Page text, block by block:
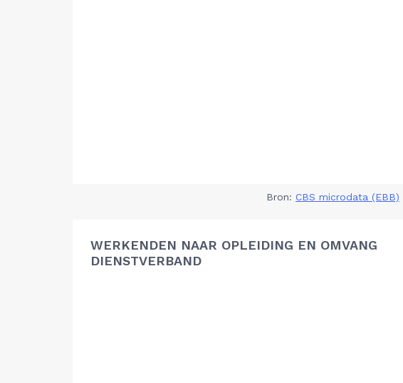
Bron: CBS microdata (EBB)
WERKENDEN NAAR OPLEIDING EN OMVANG
DIENSTVERBAND